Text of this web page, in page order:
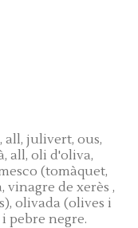
all, julivert, ous,
all, oli d'oliva,
(tomàquet,
vinagre de xerès ,
olivada (olives i
pebre negre.